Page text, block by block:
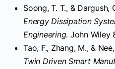
Soong, T. T., & Dargush,
Energy Dissipation
Engineering. John Wiley
Tao, F., Zhang, M., &
Twin Driven Smart